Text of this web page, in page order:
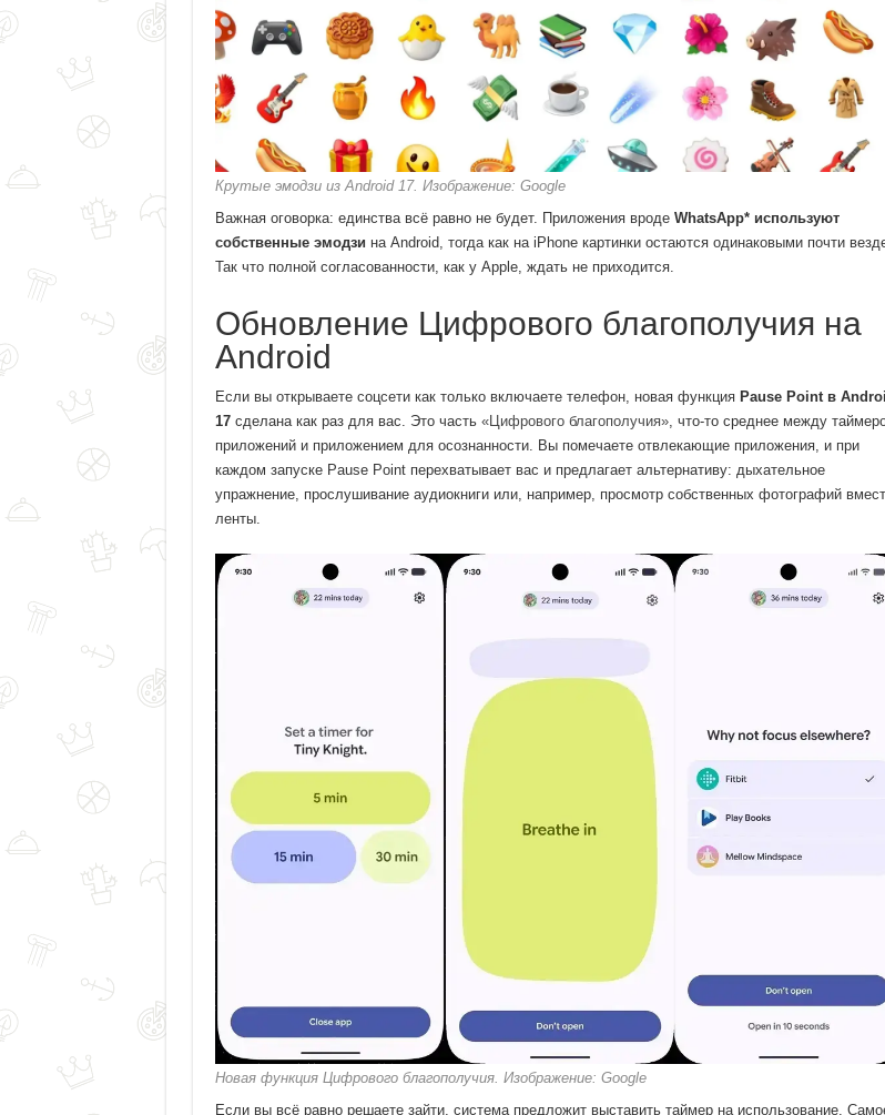
Крутые эмодзи из Android 17. Изображение: Google
Важная оговорка: единства всё равно не будет. Приложения вроде WhatsApp* используют
собственные эмодзи на Android, тогда как на iPhone картинки остаются одинаковыми почти
Так что полной согласованности, как у Apple, ждать не приходится.
Обновление Цифрового благополучия на
Android
Если вы открываете соцсети как только включаете телефон, новая функция Pause Point в
17сделана как раз для вас. Это часть «Цифрового благополучия», что-то среднее между
приложений и приложением для осознанности. Вы помечаете отвлекающие приложения, и при
каждом запуске Pause Point перехватывает вас и предлагает альтернативу: дыхательное
упражнение, прослушивание аудиокниги или, например, просмотр собственных фотографий
ленты.
Новая функция Цифрового благополучия. Изображение: Google
Если вы всё равно решаете зайти, система предложит выставить таймер на использование.